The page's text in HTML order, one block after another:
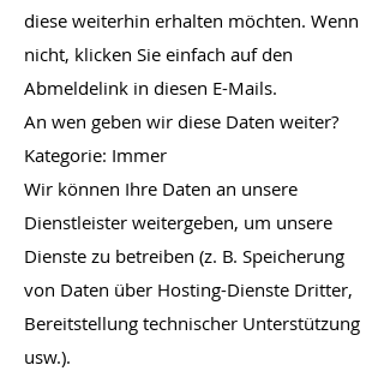
diese weiterhin erhalten möchten. Wenn
nicht, klicken Sie einfach auf den
Abmeldelink in diesen E-Mails.
An wen geben wir diese Daten weiter?
Kategorie: Immer
Wir können Ihre Daten an unsere
Dienstleister weitergeben, um unsere
Dienste zu betreiben (z. B. Speicherung
von Daten über Hosting-Dienste Dritter,
Bereitstellung technischer Unterstützung
usw.).